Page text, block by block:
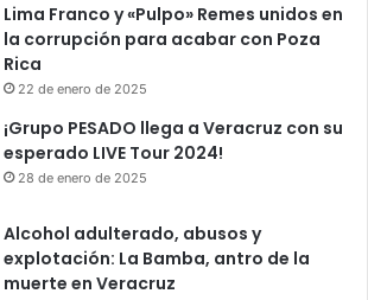
Lima Franco y «Pulpo» Remes unidos en
la corrupción para acabar con Poza
Rica
22 de enero de 2025
¡Grupo PESADO llega a Veracruz con su
esperado LIVE Tour 2024!
28 de enero de 2025
Alcohol adulterado, abusos y
explotación: La Bamba, antro de la
muerte en Veracruz